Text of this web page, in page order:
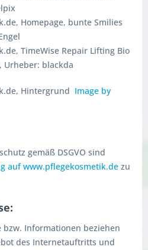
Homepage, bunte Smilies
TimeWise Repair Lifting Bio
Urheber: blackda
Hintergrund Image by
gemäß DSGVO sind
auf www.pflegekosmetik.de zu
Informationen beziehen
des Internetauftritts und